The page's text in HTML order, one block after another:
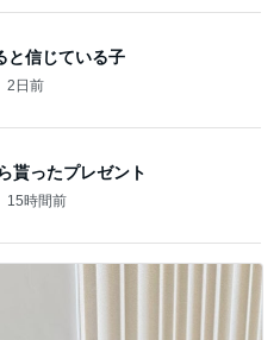
と信じている子
2日前
貰ったプレゼント
15時間前